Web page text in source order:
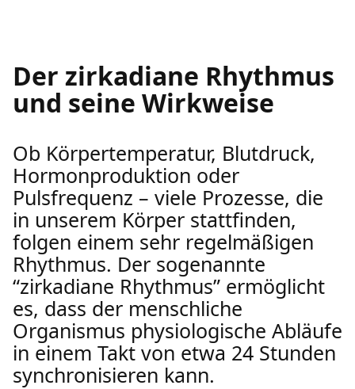
Der zirkadiane Rhythmus
und seine Wirkweise
Ob Körpertemperatur, Blutdruck,
Hormonproduktion oder
Pulsfrequenz – viele Prozesse, die
in unserem Körper stattfinden,
folgen einem sehr regelmäßigen
Rhythmus. Der sogenannte
“zirkadiane Rhythmus” ermöglicht
es, dass der menschliche
Organismus physiologische Abläufe
in einem Takt von etwa 24 Stunden
synchronisieren kann.